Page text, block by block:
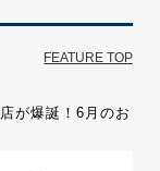
FEATURE TOP